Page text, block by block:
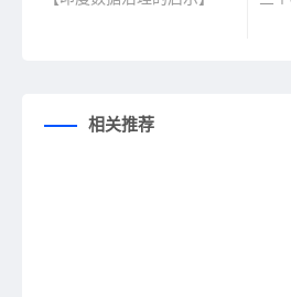
相关推荐